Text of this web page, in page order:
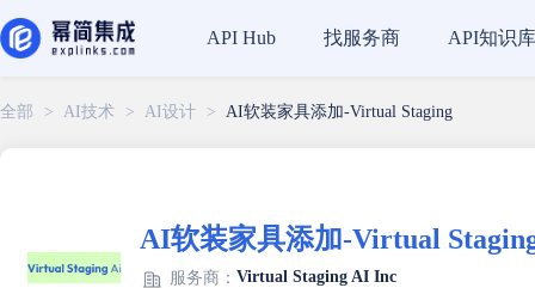
API Hub 找服务商 API知识库
全部 > AI技术 > AI设计 > AI软装家具添加-Virtual Staging
AI软装家具添加-Virtual
服务商： Virtual Staging AI Inc